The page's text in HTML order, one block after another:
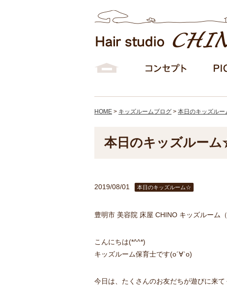
HOME > キッズルームブログ > 本日のキッズル
本日のキッズルー
2019/08/01 本日のキッズルーム☆
豊明市 美容院 床屋 CHINO キッズルーム（
こんにちは(*^^*)
キッズルーム保育士です(о´∀`о)
今日は、たくさんのお友だちが遊びに来